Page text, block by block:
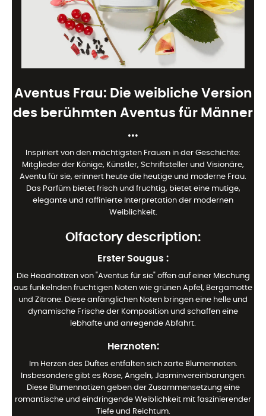
Aventus Frau: Die weibliche Version
des berühmten Aventus für Männer
...
Inspiriert von den mächtigsten Frauen in der Geschichte:
Mitglieder der Könige, Künstler, Schriftsteller und Visionäre,
Aventu für sie, erinnert heute die heutige und moderne Frau.
Das Parfüm bietet frisch und fruchtig, bietet eine mutige,
elegante und raffinierte Interpretation der modernen
Weiblichkeit.
Olfactory description:
Erster Sougus :
Die Headnotizen von "Aventus für sie" offen auf einer Mischung
aus funkelnden fruchtigen Noten wie grünen Apfel, Bergamotte
und Zitrone. Diese anfänglichen Noten bringen eine helle und
dynamische Frische der Komposition und schaffen eine
lebhafte und anregende Abfahrt.
Herznoten:
Im Herzen des Duftes entfalten sich zarte Blumennoten.
Insbesondere gibt es Rose, Angeln, Jasminvereinbarungen.
Diese Blumennotizen geben der Zusammensetzung eine
romantische und eindringende Weiblichkeit mit faszinierender
Tiefe und Reichtum.